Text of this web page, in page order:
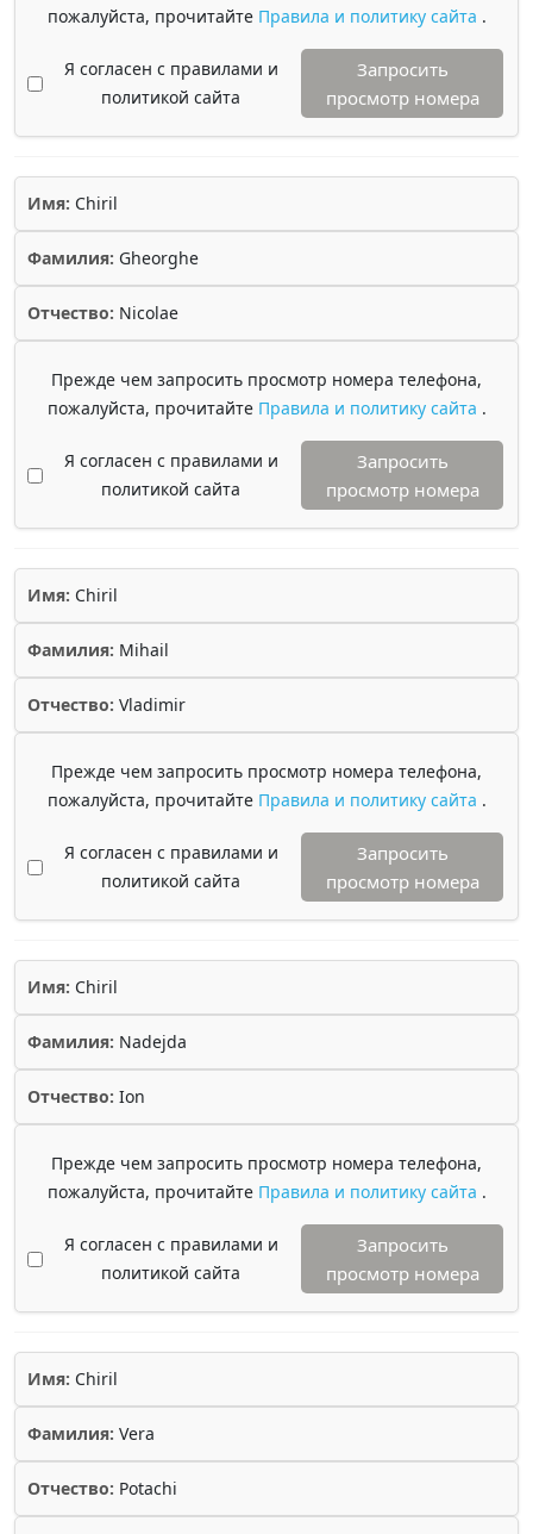
пожалуйста, прочитайте Правила и политику сайта .
Я согласен с правилами и
политикой сайта
Запросить
просмотр номера
Имя: Chiril
Фамилия: Gheorghe
Отчество: Nicolae
Прежде чем запросить просмотр номера телефона,
пожалуйста, прочитайте Правила и политику сайта .
Я согласен с правилами и
политикой сайта
Запросить
просмотр номера
Имя: Chiril
Фамилия: Mihail
Отчество: Vladimir
Прежде чем запросить просмотр номера телефона,
пожалуйста, прочитайте Правила и политику сайта .
Я согласен с правилами и
политикой сайта
Запросить
просмотр номера
Имя: Chiril
Фамилия: Nadejda
Отчество: Ion
Прежде чем запросить просмотр номера телефона,
пожалуйста, прочитайте Правила и политику сайта .
Я согласен с правилами и
политикой сайта
Запросить
просмотр номера
Имя: Chiril
Фамилия: Vera
Отчество: Potachi